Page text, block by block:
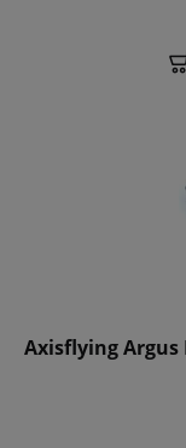
Axisflying Argus